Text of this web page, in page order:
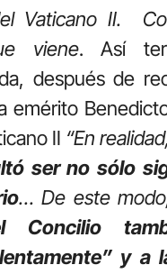
Vaticano II.
viene. Así
después de
emérito
II “En
ser no sólo
… De este
Concilio
y a